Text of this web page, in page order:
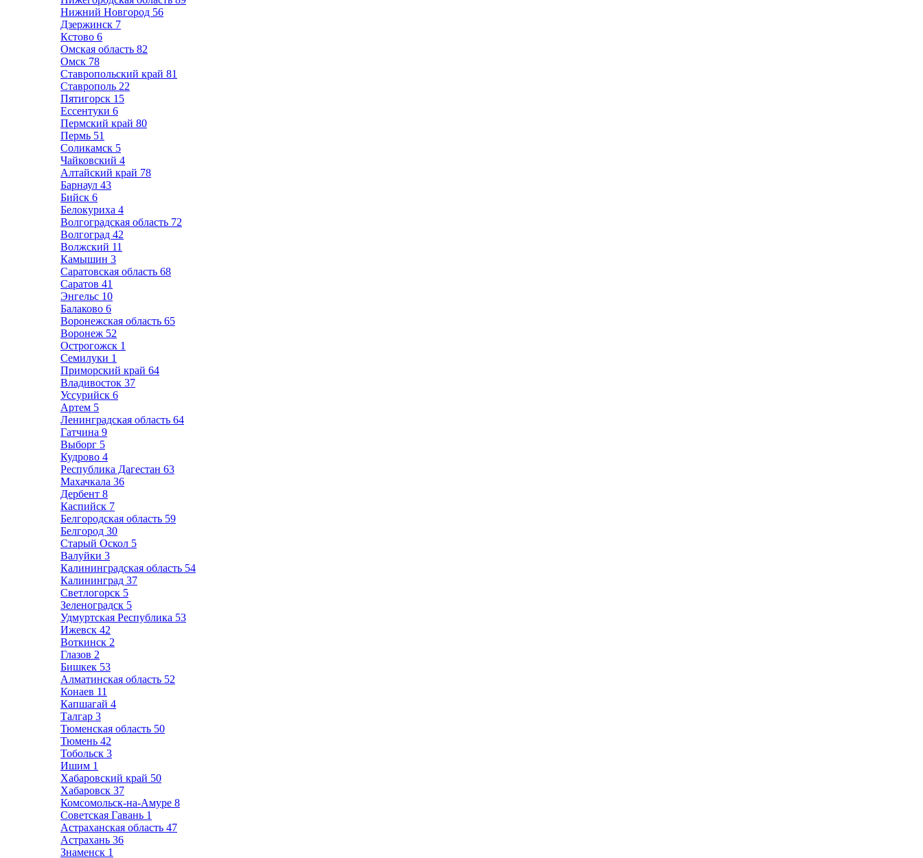
Нижний Новгород 56
Дзержинск 7
Кстово 6
Омская область 82
Омск 78
Ставропольский край 81
Ставрополь 22
Пятигорск 15
Ессентуки 6
Пермский край 80
Пермь 51
Соликамск 5
Чайковский 4
Алтайский край 78
Барнаул 43
Бийск 6
Белокуриха 4
Волгоградская область 72
Волгоград 42
Волжский 11
Камышин 3
Саратовская область 68
Саратов 41
Энгельс 10
Балаково 6
Воронежская область 65
Воронеж 52
Острогожск 1
Семилуки 1
Приморский край 64
Владивосток 37
Уссурийск 6
Артем 5
Ленинградская область 64
Гатчина 9
Выборг 5
Кудрово 4
Республика Дагестан 63
Махачкала 36
Дербент 8
Каспийск 7
Белгородская область 59
Белгород 30
Старый Оскол 5
Валуйки 3
Калининградская область 54
Калининград 37
Светлогорск 5
Зеленоградск 5
Удмуртская Республика 53
Ижевск 42
Воткинск 2
Глазов 2
Бишкек 53
Алматинская область 52
Конаев 11
Капшагай 4
Талгар 3
Тюменская область 50
Тюмень 42
Тобольск 3
Ишим 1
Хабаровский край 50
Хабаровск 37
Комсомольск-на-Амуре 8
Советская Гавань 1
Астраханская область 47
Астрахань 36
Знаменск 1